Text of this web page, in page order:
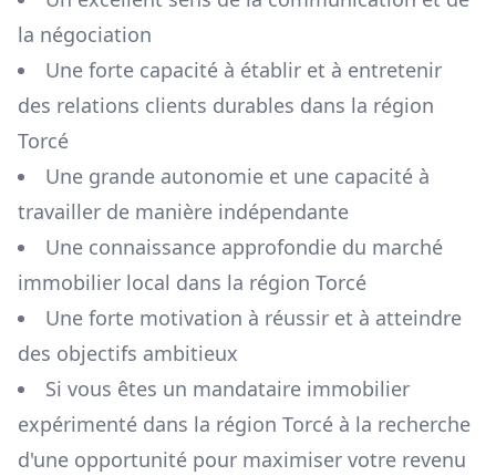
la négociation
Une forte capacité à établir et à entretenir
des relations clients durables dans la région
Torcé
Une grande autonomie et une capacité à
travailler de manière indépendante
Une connaissance approfondie du marché
immobilier local dans la région Torcé
Une forte motivation à réussir et à atteindre
des objectifs ambitieux
Si vous êtes un mandataire immobilier
expérimenté dans la région Torcé à la recherche
d'une opportunité pour maximiser votre revenu